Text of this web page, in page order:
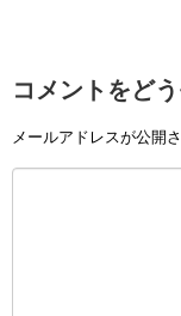
コメントをど
メールアドレスが公開